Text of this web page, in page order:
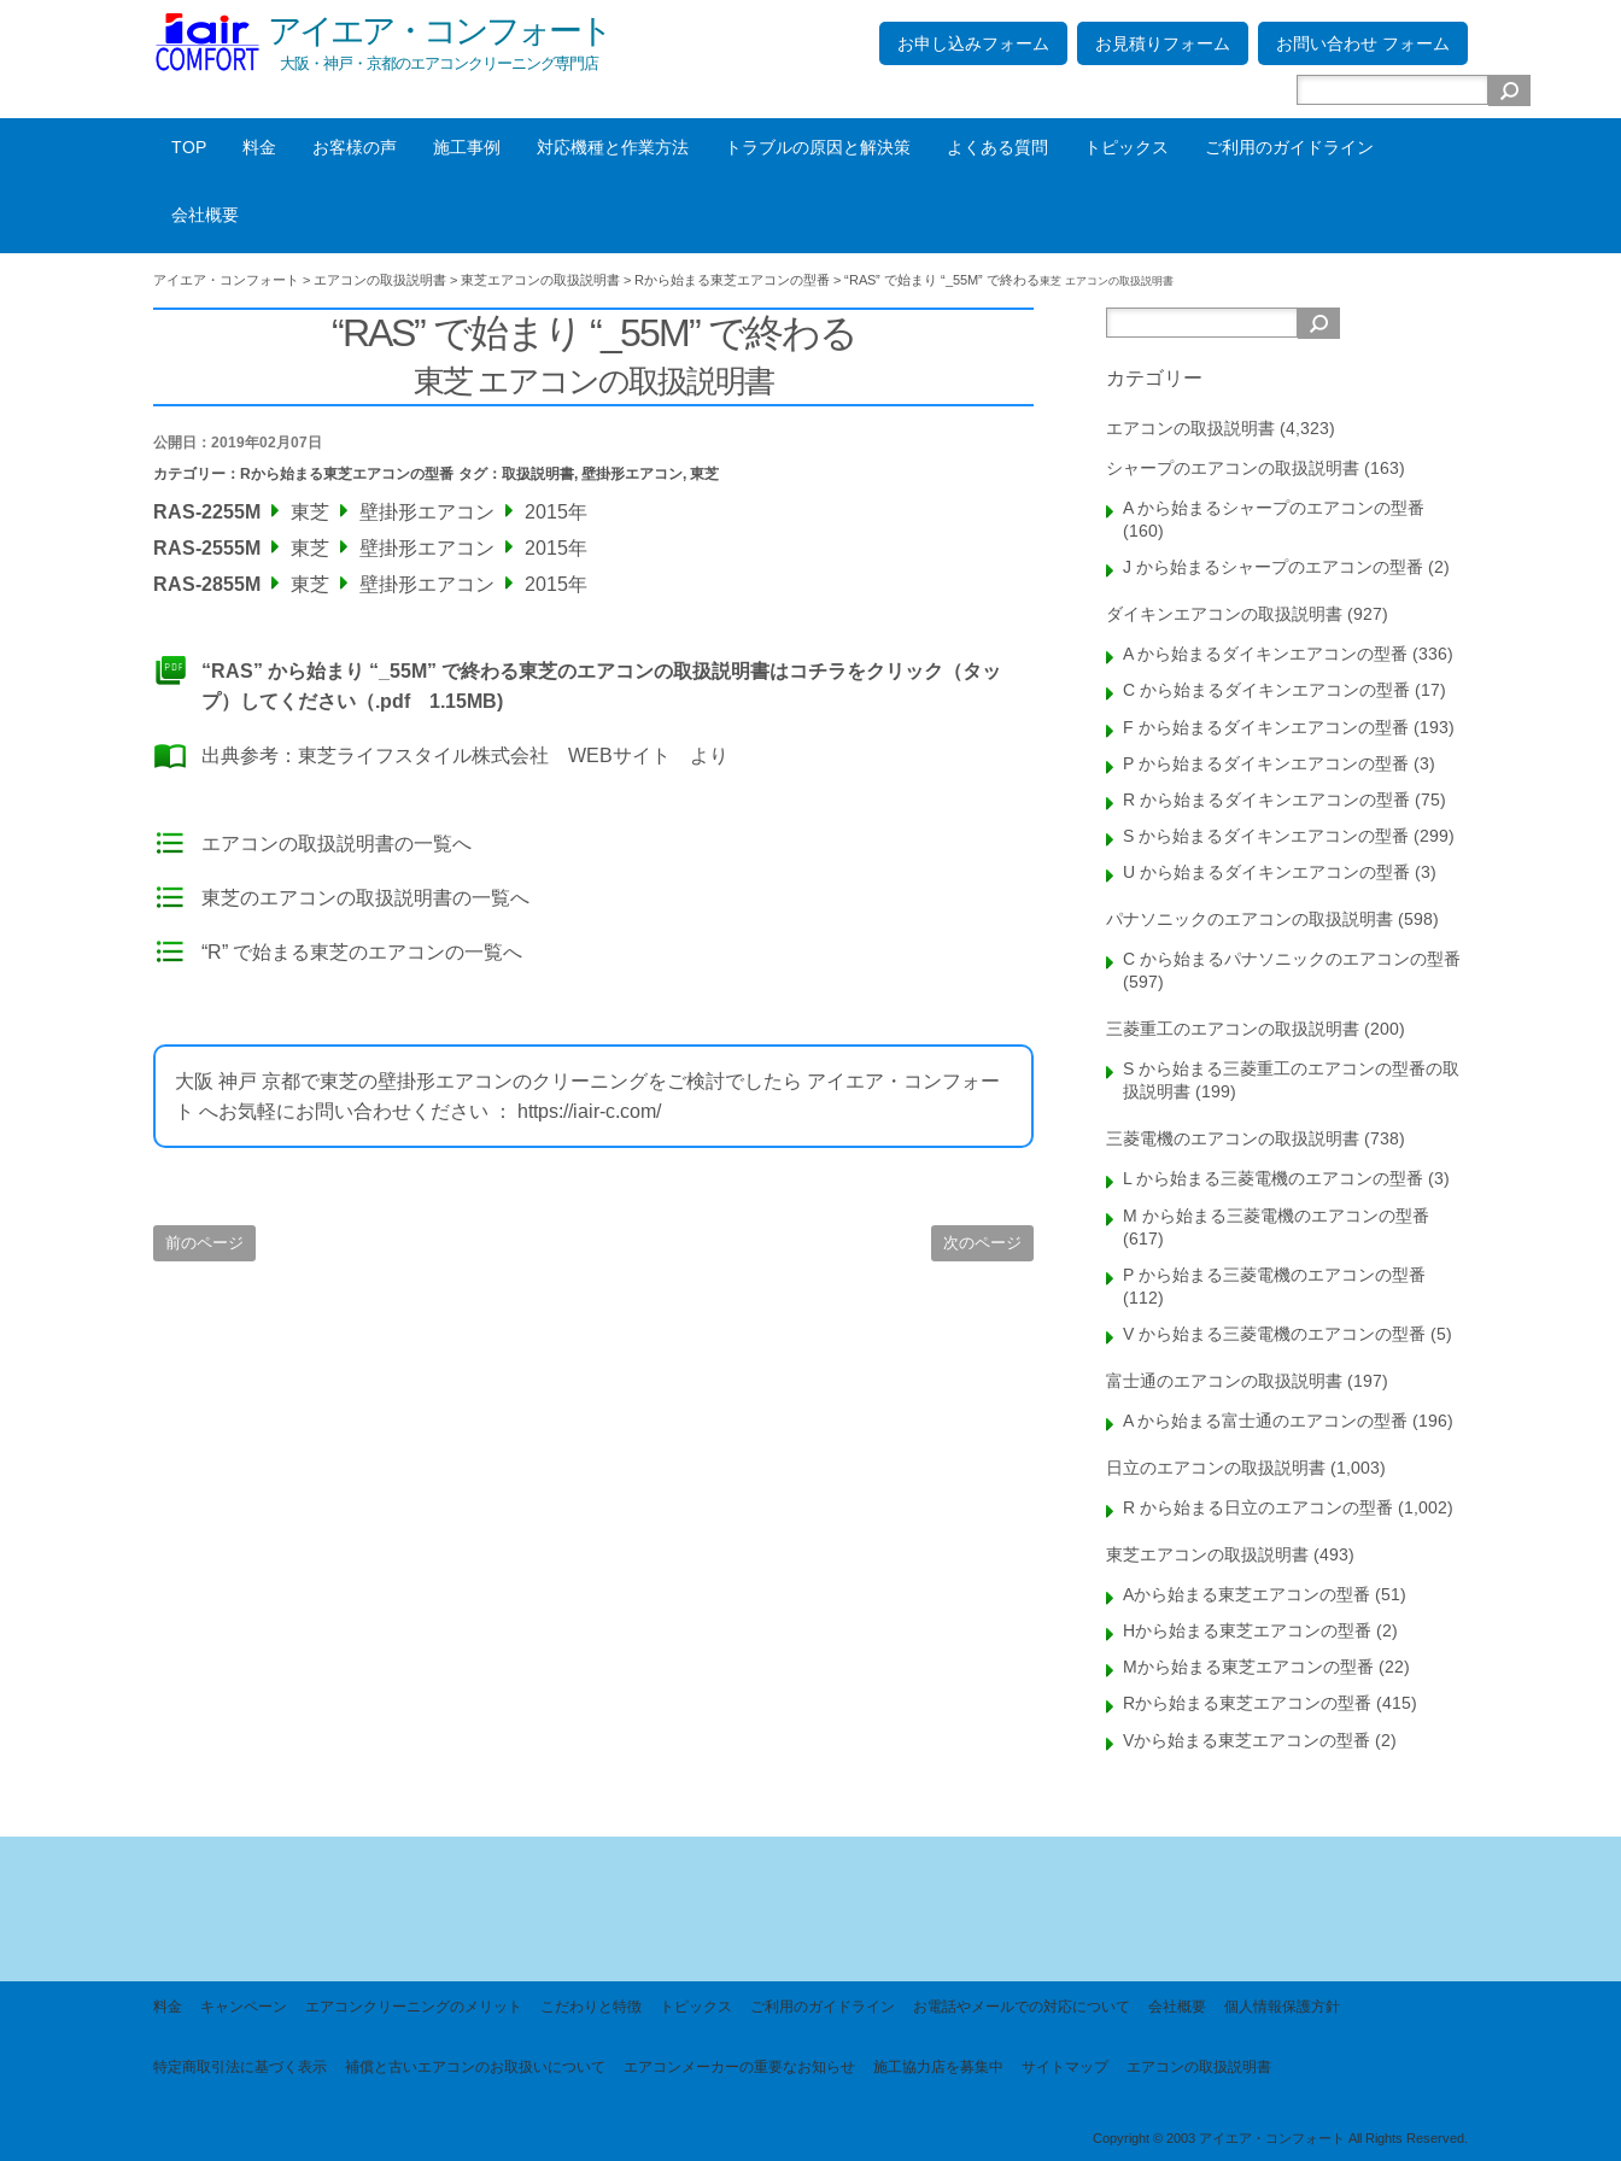
アイエア・コンフォート
大阪・神戸・京都のエアコンクリーニング専門店
お申し込みフォーム お見積りフォーム お問い合わせ フォーム
TOP 料金 お客様の声 施工事例 対応機種と作業方法 トラブルの原因と解決策 よくある質問 トピックス ご利用のガイドライン
会社概要
アイエア・コンフォート > エアコンの取扱説明書 > 東芝エアコンの取扱説明書 > Rから始まる東芝エアコンの型番 > “RAS” で始まり “_55M” で終わる東芝 エアコンの取扱説明書
“RAS” で始まり “_55M” で終わる
東芝 エアコンの取扱説明書
公開日：2019年02月07日
カテゴリー： Rから始まる東芝エアコンの型番 タグ： 取扱説明書, 壁掛形エアコン, 東芝
RAS-2255M 東芝 壁掛形エアコン
2015年
RAS-2555M
東芝 壁掛形エアコン
2015年
RAS-2855M
東芝 壁掛形エアコン 2015年
“RAS” から始まり “_55M” で終わる東芝のエアコンの取扱説明書はコチラをクリック（タッ
プ）してください（.pdf 1.15MB)
出典参考： 東芝ライフスタイル株式会社 WEBサイト より
エアコンの取扱説明書の一覧へ
東芝のエアコンの取扱説明書の一覧へ
“R” で始まる東芝のエアコンの一覧へ
大阪 神戸 京都で東芝の壁掛形エアコンのクリーニングをご検討でしたら アイエア・コンフォー
ト へお気軽にお問い合わせください ： https://iair-c.com/
前のページ 次のページ
カテゴリー
エアコンの取扱説明書 (4,323)
シャープのエアコンの取扱説明書 (163)
A から始まるシャープのエアコンの型番
(160)
J から始まるシャープのエアコンの型番 (2)
ダイキンエアコンの取扱説明書 (927)
A から始まるダイキンエアコンの型番 (336)
C から始まるダイキンエアコンの型番 (17)
F から始まるダイキンエアコンの型番 (193)
P から始まるダイキンエアコンの型番 (3)
R から始まるダイキンエアコンの型番 (75)
S から始まるダイキンエアコンの型番 (299)
U から始まるダイキンエアコンの型番 (3)
パナソニックのエアコンの取扱説明書 (598)
C から始まるパナソニックのエアコンの型番
(597)
三菱重工のエアコンの取扱説明書 (200)
S から始まる三菱重工のエアコンの型番の取
扱説明書 (199)
三菱電機のエアコンの取扱説明書 (738)
L から始まる三菱電機のエアコンの型番 (3)
M から始まる三菱電機のエアコンの型番
(617)
P から始まる三菱電機のエアコンの型番
(112)
V から始まる三菱電機のエアコンの型番 (5)
富士通のエアコンの取扱説明書 (197)
A から始まる富士通のエアコンの型番 (196)
日立のエアコンの取扱説明書 (1,003)
R から始まる日立のエアコンの型番 (1,002)
東芝エアコンの取扱説明書 (493)
Aから始まる東芝エアコンの型番 (51)
Hから始まる東芝エアコンの型番 (2)
Mから始まる東芝エアコンの型番 (22)
Rから始まる東芝エアコンの型番 (415)
Vから始まる東芝エアコンの型番 (2)
料金 キャンペーン エアコンクリーニングのメリット こだわりと特徴 トピックス ご利用のガイドライン お電話やメールでの対応について 会社概要 個人情報保護方針
特定商取引法に基づく 表示 補償と古いエアコンのお取扱いについて エアコンメーカーの重要なお知らせ 施工協力店を募集中 サイトマップ エアコンの取扱説明書
Copyright © 2003 アイエア・コンフォート All Rights Reserved.